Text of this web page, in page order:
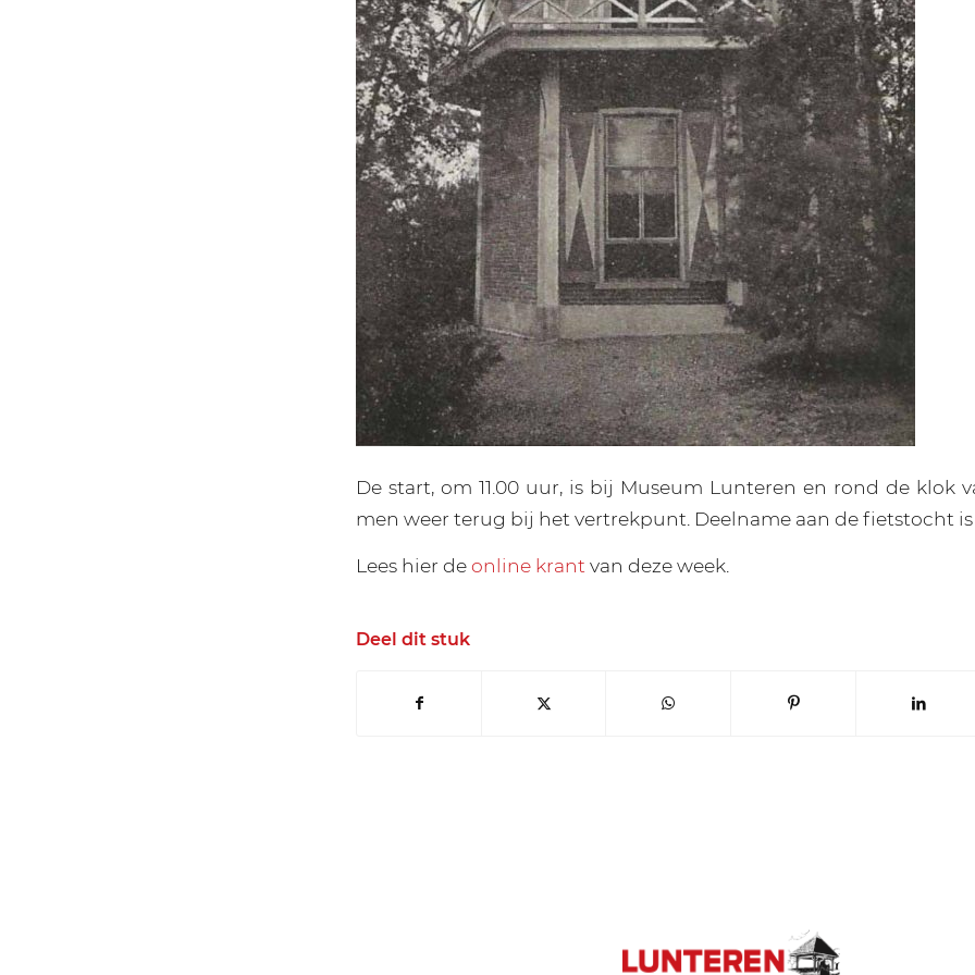
De start, om 11.00 uur, is bij Museum Lunteren en rond de klok
men weer terug bij het vertrekpunt. Deelname aan de fietstocht is
Lees hier deonline krant van deze week.
Deel dit stuk